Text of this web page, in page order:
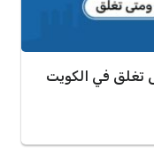
تغلق في الكويت